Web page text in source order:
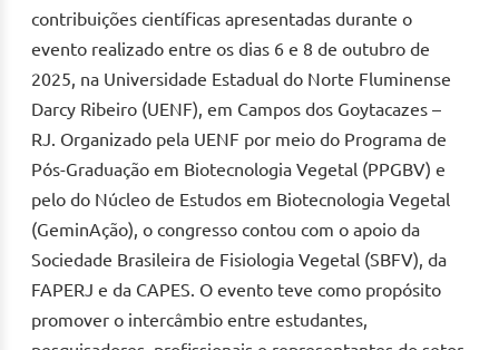
contribuições científicas apresentadas durante o
evento realizado entre os dias 6 e 8 de outubro de
2025, na Universidade Estadual do Norte Fluminense
Darcy Ribeiro (UENF), em Campos dos Goytacazes –
RJ. Organizado pela UENF por meio do Programa de
Pós-Graduação em Biotecnologia Vegetal (PPGBV) e
pelo do Núcleo de Estudos em Biotecnologia Vegetal
(GeminAção), o congresso contou com o apoio da
Sociedade Brasileira de Fisiologia Vegetal (SBFV), da
FAPERJ e da CAPES. O evento teve como propósito
promover o intercâmbio entre estudantes,